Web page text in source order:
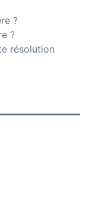
?
?
résolution